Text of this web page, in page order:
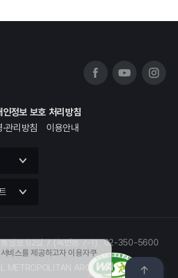
비스를 제공하고자 이용자쿠
인정보 보호 처리방침
관리방침
이용안내
통일로 62길 7 (녹번동 7-1) 02-350-5600
METROPOLITAN ARCHIVES